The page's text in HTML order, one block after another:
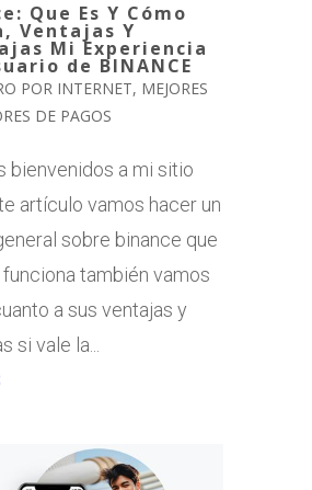
Que Es Y Cómo
Ventajas Y
Mi Experiencia
de BINANCE
POR INTERNET, MEJORES
DE PAGOS
bienvenidos a mi sitio
artículo vamos hacer un
sobre binance que
también vamos
a sus ventajas y
si vale la...